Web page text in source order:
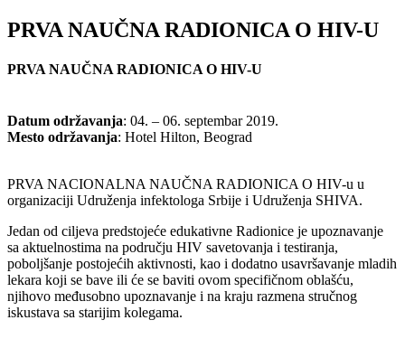
PRVA NAUČNA RADIONICA O HIV-U
PRVA NAUČNA RADIONICA O HIV-U
Datum održavanja: 04. – 06. septembar 2019.
Mesto održavanja: Hotel Hilton, Beograd
PRVA NACIONALNA NAUČNA RADIONICA O HIV-u u
organizaciji Udruženja infektologa Srbije i Udruženja SHIVA.
Jedan od ciljeva predstojeće edukativne Radionice je upoznavanje
sa aktuelnostima na području HIV savetovanja i testiranja,
poboljšanje postojećih aktivnosti, kao i dodatno usavršavanje mladih
lekara koji se bave ili će se baviti ovom specifičnom oblašću,
njihovo međusobno upoznavanje i na kraju razmena stručnog
iskustava sa starijim kolegama.